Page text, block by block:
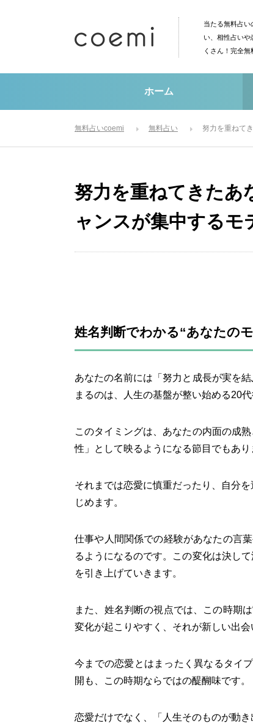
当たる無料占い
い、相性占いや
くさん！完全
ホーム
無料占いcoemi 無料占い 努力を重ねて
努力を重ねてきたあ
ャンスが集中するモ
姓名判断でわかる“あなたの
あなたの名前には「努力と成長が実を
まるのは、人生の基盤が整い始める20
このタイミングは、あなたの内面の成
性」として映るようになる節目でもあり
それまでは恋愛に慎重だったり、自分
じめます。
仕事や人間関係での経験があなたの言
るようになるのです。この変化は決し
を引き上げていきます。
また、姓名判断の視点では、この時期
変化が起こりやすく、それが新しい出
今までの恋愛とはまったく異なるタイ
開も、この時期ならではの醍醐味です。
恋愛だけでなく、「人生そのものが動